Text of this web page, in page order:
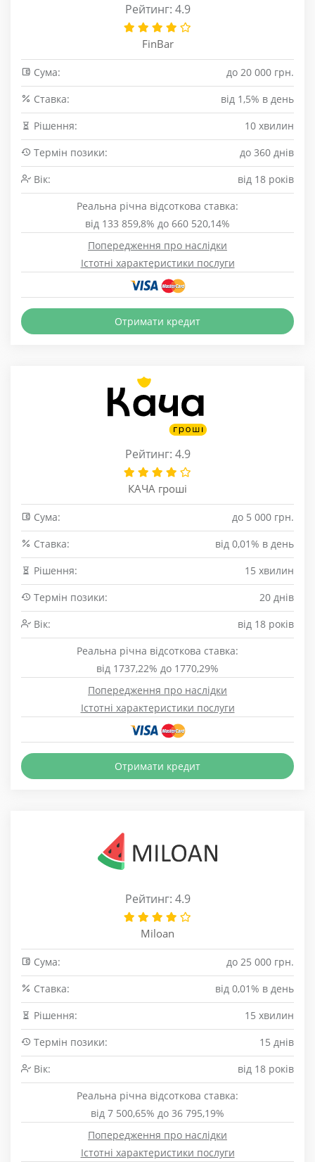
Рейтинг: 4.9
FinBar
Сума:
до 20 000 грн.
Cтавка:
від 1,5% в день
Рішення:
10 хвилин
Термін позики:
до 360 днів
Вік:
від 18 років
Реальна річна відсоткова ставка:
від 133 859,8% до 660 520,14%
Попередження про наслідки
Істотні характеристики послуги
Отримати кредит
Рейтинг: 4.9
КАЧА гроші
Сума:
до 5 000 грн.
Cтавка:
від 0,01% в день
Рішення:
15 хвилин
Термін позики:
20 днів
Вік:
від 18 років
Реальна річна відсоткова ставка:
від 1737,22% до 1770,29%
Попередження про наслідки
Істотні характеристики послуги
Отримати кредит
Рейтинг: 4.9
Miloan
Сума:
до 25 000 грн.
Cтавка:
від 0,01% в день
Рішення:
15 хвилин
Термін позики:
15 днів
Вік:
від 18 років
Реальна річна відсоткова ставка:
від 7 500,65% до 36 795,19%
Попередження про наслідки
Істотні характеристики послуги